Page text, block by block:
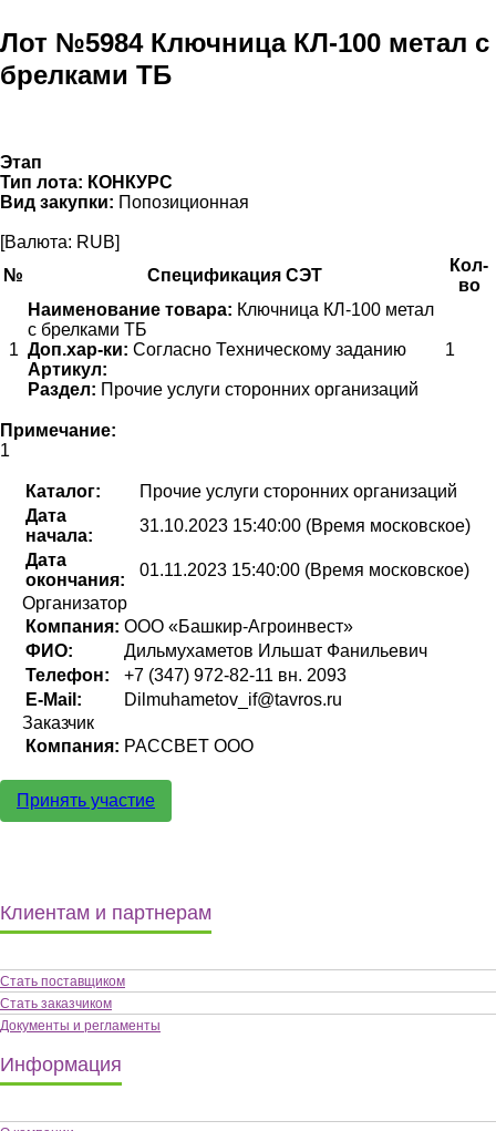
Лот №5984 Ключница КЛ-100 метал с
брелками ТБ
Этап
Тип лота: КОНКУРС
Вид закупки: Попозиционная
[Валюта: RUB]
№
Спецификация СЭТ
Кол-
во
1
Наименование товара: Ключница КЛ-100 метал
с брелками ТБ
Доп.хар-ки: Согласно Техническому заданию
Артикул:
Раздел: Прочие услуги сторонних организаций
1
Примечание:
1
Каталог:
Прочие услуги сторонних организаций
Дата
начала:
31.10.2023 15:40:00 (Время московское)
Дата
окончания:
01.11.2023 15:40:00 (Время московское)
Организатор
Компания: ООО «Башкир-Агроинвест»
ФИО:
Дильмухаметов Ильшат Фанильевич
Телефон:
+7 (347) 972-82-11 вн. 2093
E-Mail:
Dilmuhametov_if@tavros.ru
Заказчик
Компания: РАССВЕТ ООО
Принять участие
Клиентам и партнерам
Стать поставщиком
Стать заказчиком
Документы и регламенты
Информация